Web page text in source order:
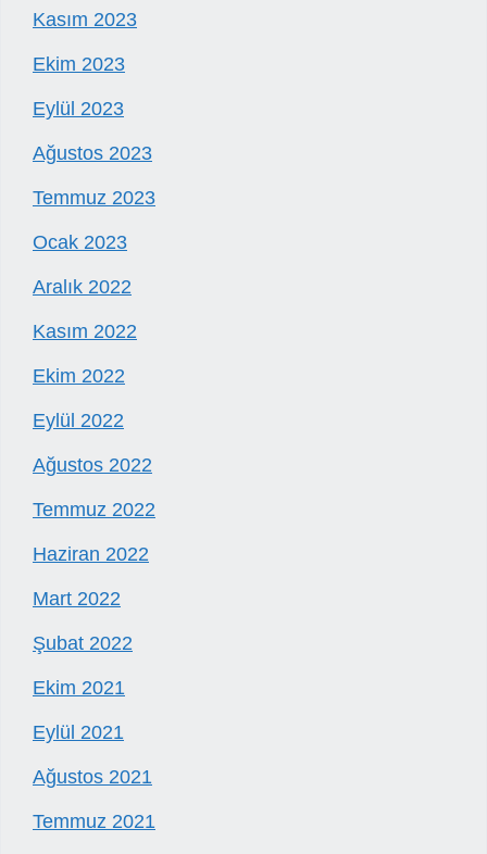
Kasım 2023
Ekim 2023
Eylül 2023
Ağustos 2023
Temmuz 2023
Ocak 2023
Aralık 2022
Kasım 2022
Ekim 2022
Eylül 2022
Ağustos 2022
Temmuz 2022
Haziran 2022
Mart 2022
Şubat 2022
Ekim 2021
Eylül 2021
Ağustos 2021
Temmuz 2021